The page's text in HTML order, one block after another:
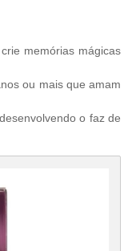
memórias mágicas
ou mais que amam
o faz de